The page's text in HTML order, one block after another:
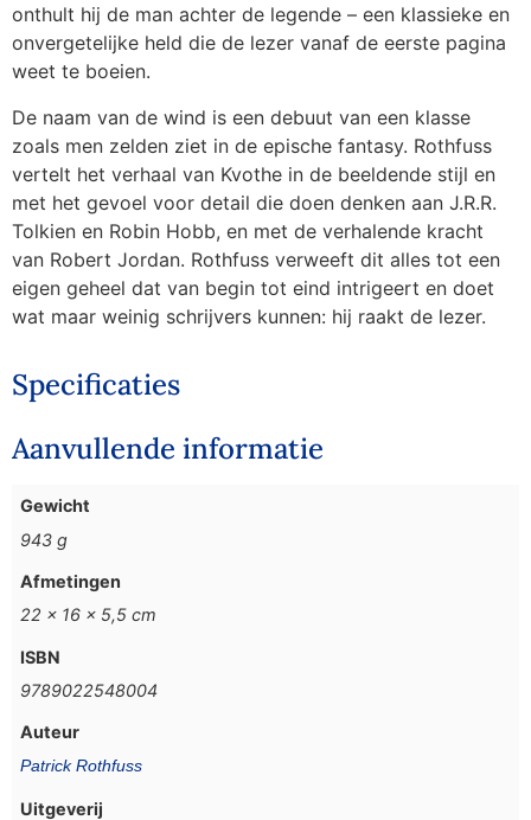
onthult hij de man achter de legende – een klassieke en
onvergetelijke held die de lezer vanaf de eerste pagina
weet te boeien.
De naam van de wind is een debuut van een klasse
zoals men zelden ziet in de epische fantasy. Rothfuss
vertelt het verhaal van Kvothe in de beeldende stijl en
met het gevoel voor detail die doen denken aan J.R.R.
Tolkien en Robin Hobb, en met de verhalende kracht
van Robert Jordan. Rothfuss verweeft dit alles tot een
eigen geheel dat van begin tot eind intrigeert en doet
wat maar weinig schrijvers kunnen: hij raakt de lezer.
Specificaties
Aanvullende informatie
Gewicht
943 g
Afmetingen
22 × 16 × 5,5 cm
ISBN
9789022548004
Auteur
Patrick Rothfuss
Uitgeverij